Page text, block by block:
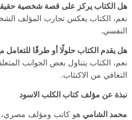
هل الكتاب يركز على قصة شخصية
نعم، الكتاب يعكس تجارب المؤلف
النفسي.
هل يقدم الكتاب حلولًا أو طرقًا للتعامل
نعم، الكتاب يتناول بعض الجوانب
التعافي من الاكتئاب.
نبذة عن مؤلف كتاب الكلب الاسود
محمد الشامي هو كاتب ومؤلف مصري،